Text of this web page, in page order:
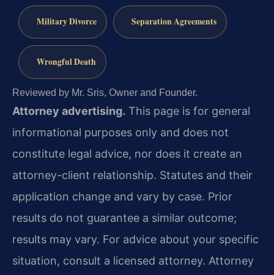
Military Divorce Separation Agreements
Wrongful Death
Reviewed by Mr. Sris, Owner and Founder.
Attorney advertising. This page is for general
informational purposes only and does not
constitute legal advice, nor does it create an
attorney-client relationship. Statutes and their
application change and vary by case. Prior
results do not guarantee a similar outcome;
results may vary. For advice about your specific
situation, consult a licensed attorney. Attorney